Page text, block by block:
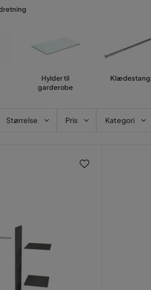
Hylder til
garderobe
Klædestang
Størrelse Pris Kategori